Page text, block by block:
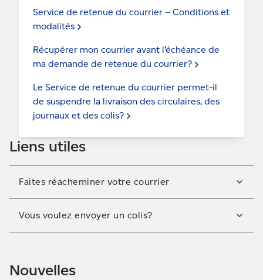
Service de retenue du courrier – Conditions et
modalités
Récupérer mon courrier avant l’échéance de
ma demande de retenue du courrier?
Le Service de retenue du courrier permet-il
de suspendre la livraison des circulaires, des
journaux et des colis?
Liens utiles
Faites réacheminer votre courrier
Grâce à notre service de réacheminement du
courrier, vous ne raterez aucun envoi important.
Vous voulez envoyer un colis?
service fiable.
Nouvelles